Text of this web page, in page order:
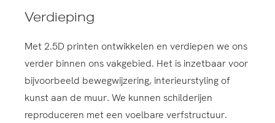
Verdieping
Met 2.5D printen ontwikkelen en verdiepen we ons
verder binnen ons vakgebied. Het is inzetbaar voor
bijvoorbeeld bewegwijzering, interieurstyling of
kunst aan de muur. We kunnen schilderijen
reproduceren met een voelbare verfstructuur.